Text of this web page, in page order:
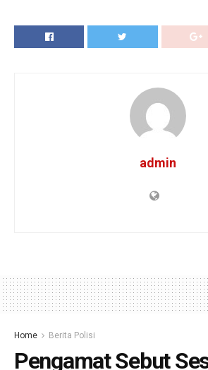
admin
Home Berita Polisi
Pengamat Sebut